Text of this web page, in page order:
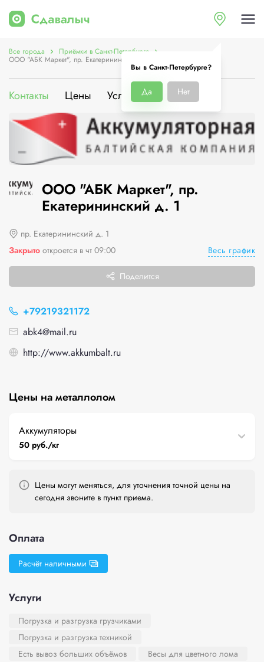
Вы в Санкт-Петербурге?
Да Нет
Все города Приёмки в Санкт-Петербурге
ООО "АБК Маркет", пр. Екатерининский д. 1
Контакты Цены Услуги О компании
ООО "АБК Маркет", пр.
Екатерининский д. 1
пр. Екатерининский д. 1
Закрыто откроется в чт 09:00 Весь график
Поделится
+79219321172
abk4@mail.ru
http://www.akkumbalt.ru
Цены на металлолом
Аккумуляторы
50 руб./кг
Цены могут меняться, для уточнения точной цены на
сегодня звоните в пункт приема.
Оплата
Расчёт наличными
Услуги
Погрузка и разгрузка грузчиками
Погрузка и разгрузка техникой
Есть вывоз больших объёмов
Весы для цветного лома